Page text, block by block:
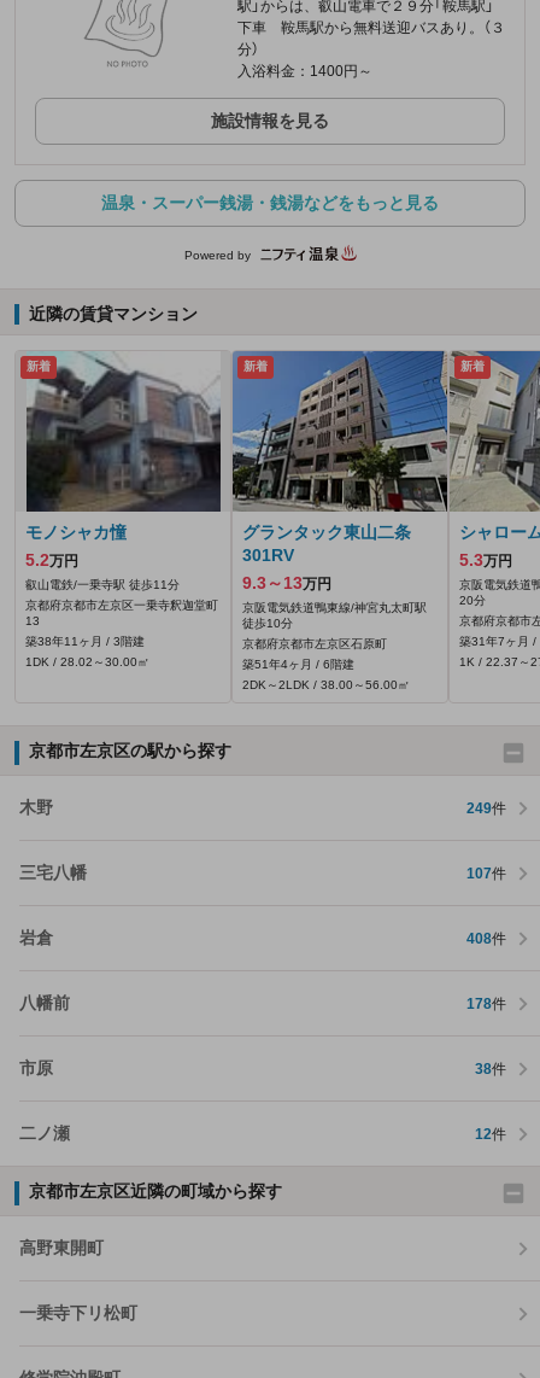
駅」からは、叡山電車で２９分「鞍馬駅」
下車 鞍馬駅から無料送迎バスあり。（３
分）
入浴料金：1400円～
施設情報を見る
温泉・スーパー銭湯・銭湯などをもっと見る
Powered by
近隣の賃貸マンション
新着
モノシャカ憧
5.2万円
叡山電鉄/一乗寺駅 徒歩11分
京都府京都市左京区一乗寺釈迦堂町
13
築38年11ヶ月 / 3階建
1DK / 28.02～30.00㎡
新着
グランタック東山二条
301RV
9.3～13万円
京阪電気鉄道鴨東線/神宮丸太町駅
徒歩10分
京都府京都市左京区石原町
築51年4ヶ月 / 6階建
2DK～2LDK / 38.00～56.00㎡
新着
シャロー
5.3万円
京阪電気鉄道
20分
京都府京都市
築31年7ヶ月 /
1K / 22.37～
京都市左京区の駅から探す
木野 249件
三宅八幡 107件
岩倉 408件
八幡前 178件
市原 38件
二ノ瀬 12件
京都市左京区近隣の町域から探す
高野東開町
一乗寺下リ松町